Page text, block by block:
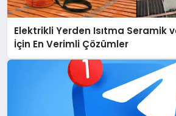
Elektrikli Yerden Isıtma Seramik
İçin En Verimli Çözümler